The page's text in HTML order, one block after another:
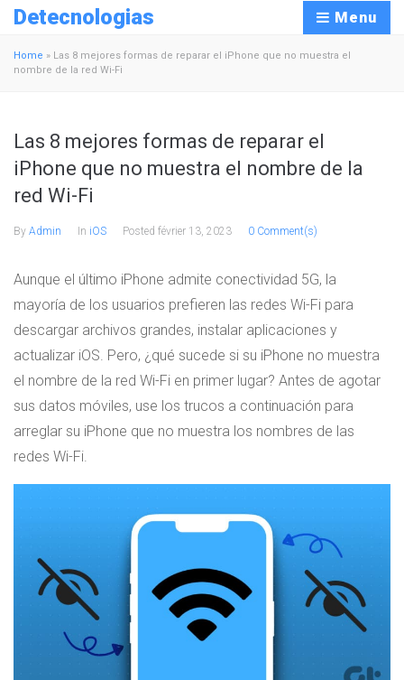
Detecnologias Menu
Home » Las 8 mejores formas de reparar el iPhone que no muestra el
nombre de la red Wi-Fi
Las 8 mejores formas de reparar el
iPhone que no muestra el nombre de la
red Wi-Fi
By Admin In iOS Posted février 13, 2023 0 Comment(s)
Aunque el último iPhone admite conectividad 5G, la
mayoría de los usuarios prefieren las redes Wi-Fi para
descargar archivos grandes, instalar aplicaciones y
actualizar iOS. Pero, ¿qué sucede si su iPhone no muestra
el nombre de la red Wi-Fi en primer lugar? Antes de agotar
sus datos móviles, use los trucos a continuación para
arreglar su iPhone que no muestra los nombres de las
redes Wi-Fi.